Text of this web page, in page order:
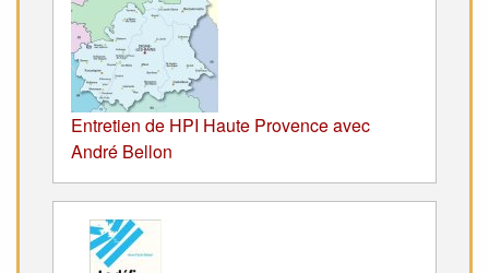
Entretien de HPI Haute Provence avec
André Bellon